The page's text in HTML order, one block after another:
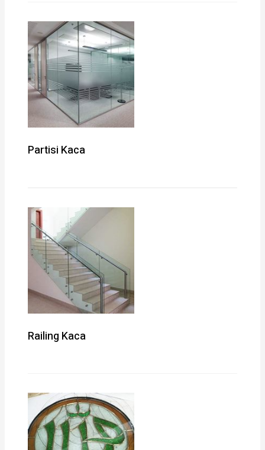
Partisi Kaca
Railing Kaca